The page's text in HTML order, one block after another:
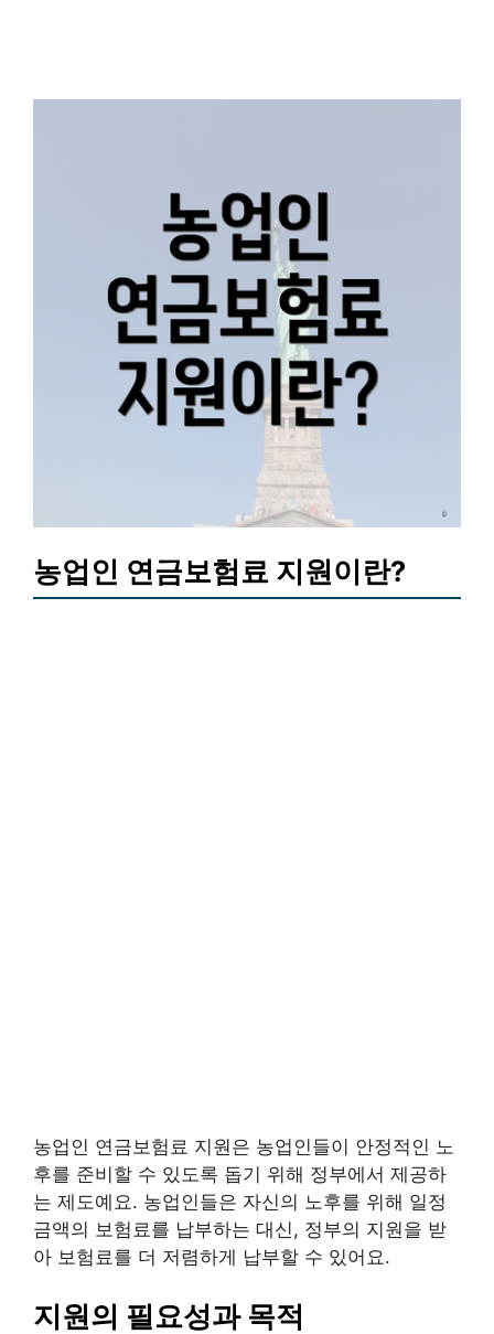
농업인 연금보험료 지원이란?
농업인 연금보험료 지원은 농업인들이 안정적인 노
후를 준비할 수 있도록 돕기 위해 정부에서 제공하
는 제도예요. 농업인들은 자신의 노후를 위해 일정
금액의 보험료를 납부하는 대신, 정부의 지원을 받
아 보험료를 더 저렴하게 납부할 수 있어요.
지원의 필요성과 목적